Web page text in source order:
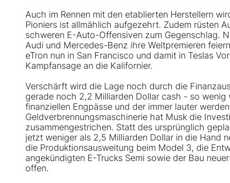
Auch im Rennen mit den etablierten Herstellern
Pioniers ist allmählich aufgezehrt. Zudem rüsten
schweren E-Auto-Offensiven zum Gegenschlag.
Audi und Mercedes-Benz ihre Weltpremieren
eTron nun in San Francisco und damit in Teslas
Kampfansage an die Kalifornier.
Verschärft wird die Lage noch durch die
gerade noch 2,2 Milliarden Dollar cash - so
finanziellen Engpässe und der immer lauter
Geldverbrennungsmaschinerie hat Musk die
zusammengestrichen. Statt des ursprünglich
jetzt weniger als 2,5 Milliarden Dollar in die Hand
die Produktionsausweitung beim Model 3, die
angekündigten E-Trucks Semi sowie der Bau
offen.